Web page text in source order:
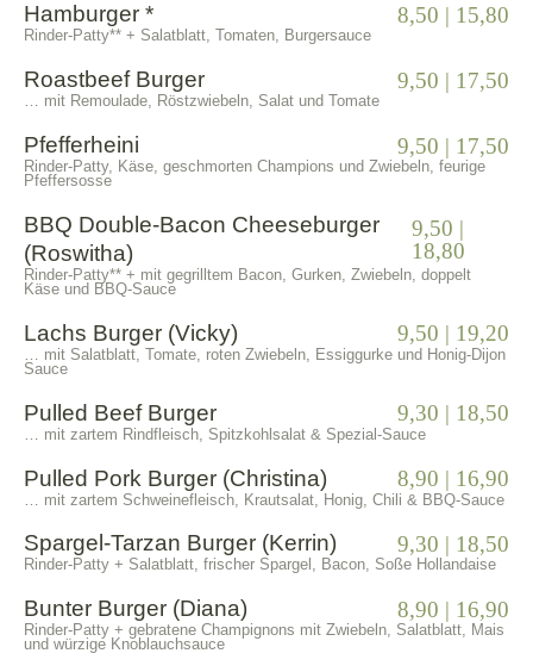
Hamburger * 8,50 | 15,80
Rinder-Patty** + Salatblatt, Tomaten, Burgersauce
Roastbeef Burger 9,50 | 17,50
… mit Remoulade, Röstzwiebeln, Salat und Tomate
Pfefferheini 9,50 | 17,50
Rinder-Patty, Käse, geschmorten Champions und Zwiebeln, feurige
Pfeffersosse
BBQ Double-Bacon Cheeseburger
(Roswitha)
9,50 |
18,80
Rinder-Patty** + mit gegrilltem Bacon, Gurken, Zwiebeln, doppelt
Käse und BBQ-Sauce
Lachs Burger (Vicky) 9,50 | 19,20
… mit Salatblatt, Tomate, roten Zwiebeln, Essiggurke und Honig-Dijon
Sauce
Pulled Beef Burger 9,30 | 18,50
… mit zartem Rindfleisch, Spitzkohlsalat & Spezial-Sauce
Pulled Pork Burger (Christina) 8,90 | 16,90
… mit zartem Schweinefleisch, Krautsalat, Honig, Chili & BBQ-Sauce
Spargel-Tarzan Burger (Kerrin) 9,30 | 18,50
Rinder-Patty + Salatblatt, frischer Spargel, Bacon, Soße Hollandaise
Bunter Burger (Diana) 8,90 | 16,90
Rinder-Patty + gebratene Champignons mit Zwiebeln, Salatblatt, Mais
und würzige Knoblauchsauce